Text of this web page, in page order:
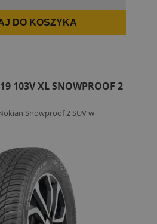
DO KOSZYKA
103V XL SNOWPROOF 2
Snowproof 2 SUV w